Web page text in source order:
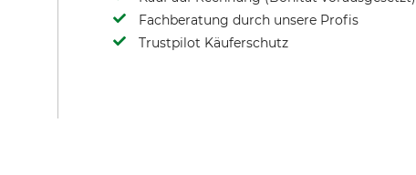
Fachberatung durch unsere Profis
Trustpilot Käuferschutz